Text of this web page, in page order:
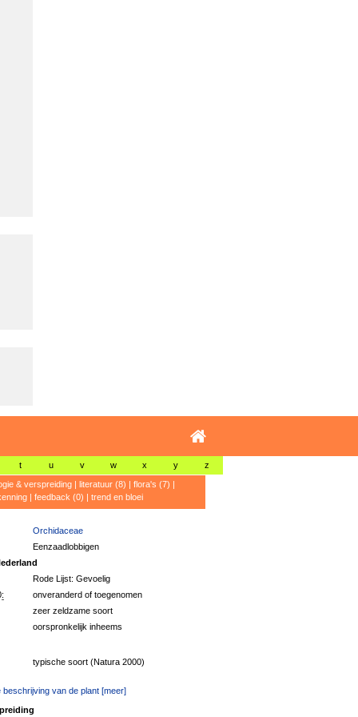
t u v w x y z
& verspreiding| literatuur (8) | flora's (7) |
| feedback (0) | trend en bloei
Orchidaceae
Eenzaadlobbigen
Rode Lijst: Gevoelig
onveranderd of toegenomen
zeer zeldzame soort
oorspronkelijk inheems
typische soort (Natura 2000)
beschrijving van de plant [meer]